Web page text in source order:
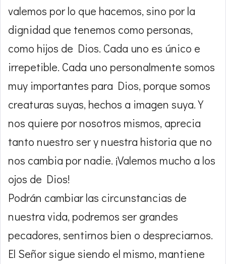
valemos por lo que hacemos, sino por la
dignidad que tenemos como personas,
como hijos de Dios. Cada uno es único e
irrepetible. Cada uno personalmente somos
muy importantes para Dios, porque somos
creaturas suyas, hechos a imagen suya. Y
nos quiere por nosotros mismos, aprecia
tanto nuestro ser y nuestra historia que no
nos cambia por nadie. ¡Valemos mucho a los
ojos de Dios!
Podrán cambiar las circunstancias de
nuestra vida, podremos ser grandes
pecadores, sentirnos bien o despreciarnos.
El Señor sigue siendo el mismo, mantiene